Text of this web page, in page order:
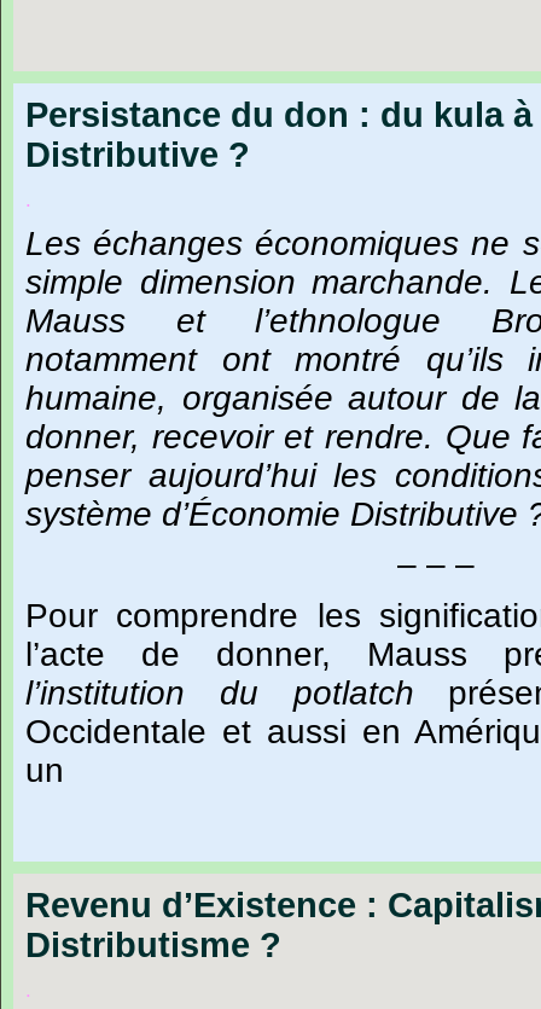
Persistance du don : du kula à
Distributive ?
.
Les échanges économiques ne
simple dimension marchande.
Mauss et l’ethnologue
notamment ont montré qu’ils
humaine, organisée autour de
donner, recevoir et rendre. Que
penser aujourd’hui les
système d’Économie Distributive
– – –
Pour comprendre les
l’acte de donner, Mauss
l’institution du potlatch
Occidentale et aussi en
un
Revenu d’Existence :
Distributisme ?
.